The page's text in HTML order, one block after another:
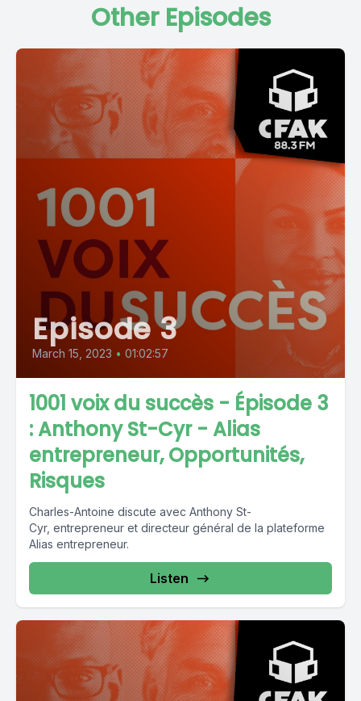
Other Episodes
Episode 3
March 15, 2023 • 01:02:57
1001 voix du succès - Épisode 3
: Anthony St-Cyr - Alias
entrepreneur, Opportunités,
Risques
Charles-Antoine discute avec Anthony St-
Cyr, entrepreneur et directeur général de la plateforme
Alias entrepreneur.
Listen